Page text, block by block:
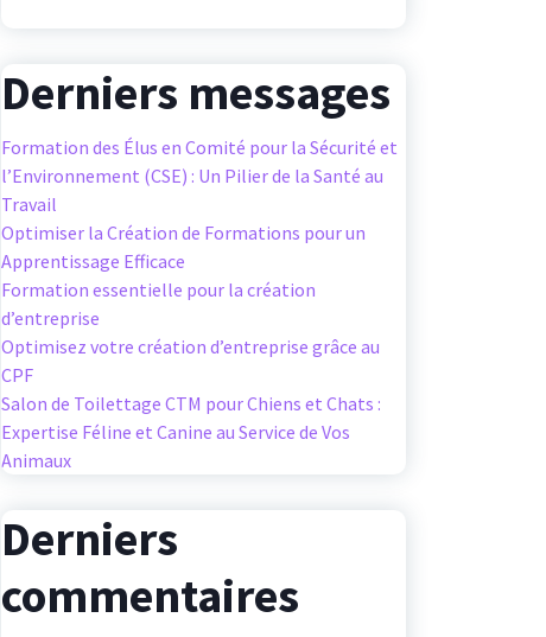
Derniers messages
Formation des Élus en Comité pour la Sécurité et
l’Environnement (CSE) : Un Pilier de la Santé au
Travail
Optimiser la Création de Formations pour un
Apprentissage Efficace
Formation essentielle pour la création
d’entreprise
Optimisez votre création d’entreprise grâce au
CPF
Salon de Toilettage CTM pour Chiens et Chats :
Expertise Féline et Canine au Service de Vos
Animaux
Derniers
commentaires